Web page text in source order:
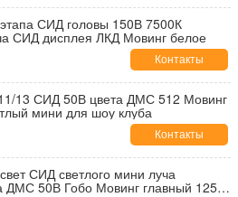
СИД головы 150В 7500К
СИД дисплея ЛКД Мовинг белое
Контакты
13 СИД 50В цвета ДМС 512 Мовинг
мини для шоу клуба
Контакты
СИД светлого мини луча
ДМС 50В Гобо Мовинг главный 125